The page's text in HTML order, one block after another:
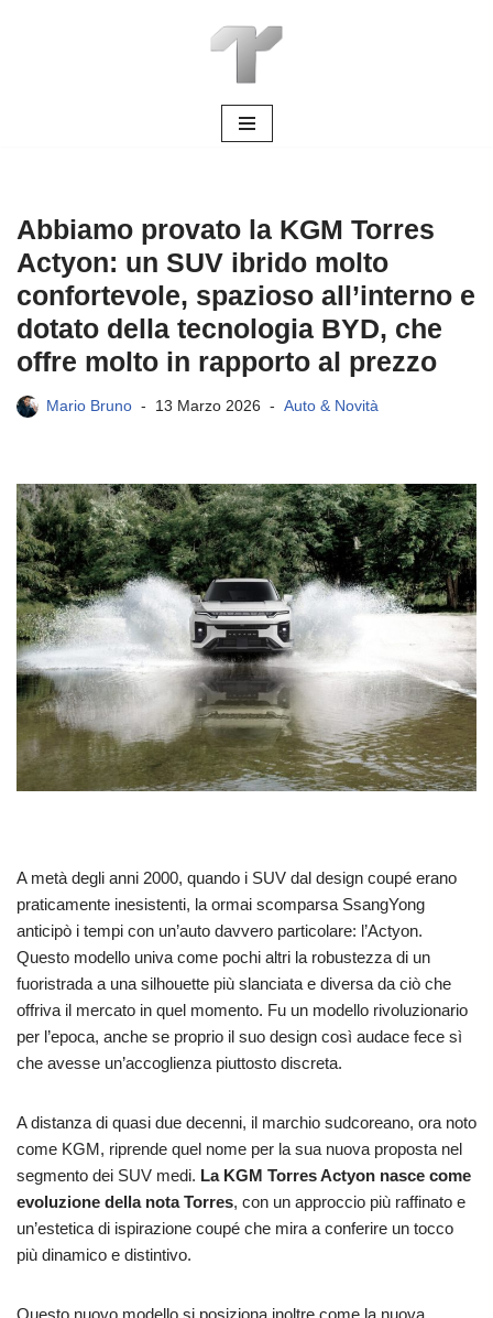
Abbiamo provato la KGM Torres
Actyon: un SUV ibrido molto
confortevole, spazioso all’interno e
dotato della tecnologia BYD, che
offre molto in rapporto al prezzo
Mario Bruno 13 Marzo 2026 Auto & Novità
A metà degli anni 2000, quando i SUV dal design coupé erano
praticamente inesistenti, la ormai scomparsa SsangYong
anticipò i tempi con un’auto davvero particolare: l’Actyon.
Questo modello univa come pochi altri la robustezza di un
fuoristrada a una silhouette più slanciata e diversa da ciò che
offriva il mercato in quel momento. Fu un modello rivoluzionario
per l’epoca, anche se proprio il suo design così audace fece sì
che avesse un’accoglienza piuttosto discreta.
A distanza di quasi due decenni, il marchio sudcoreano, ora noto
come KGM, riprende quel nome per la sua nuova proposta nel
segmento dei SUV medi. La KGM Torres Actyon nasce come
evoluzione della nota Torres, con un approccio più raffinato e
un’estetica di ispirazione coupé che mira a conferire un tocco
più dinamico e distintivo.
Questo nuovo modello si posiziona inoltre come la nuova